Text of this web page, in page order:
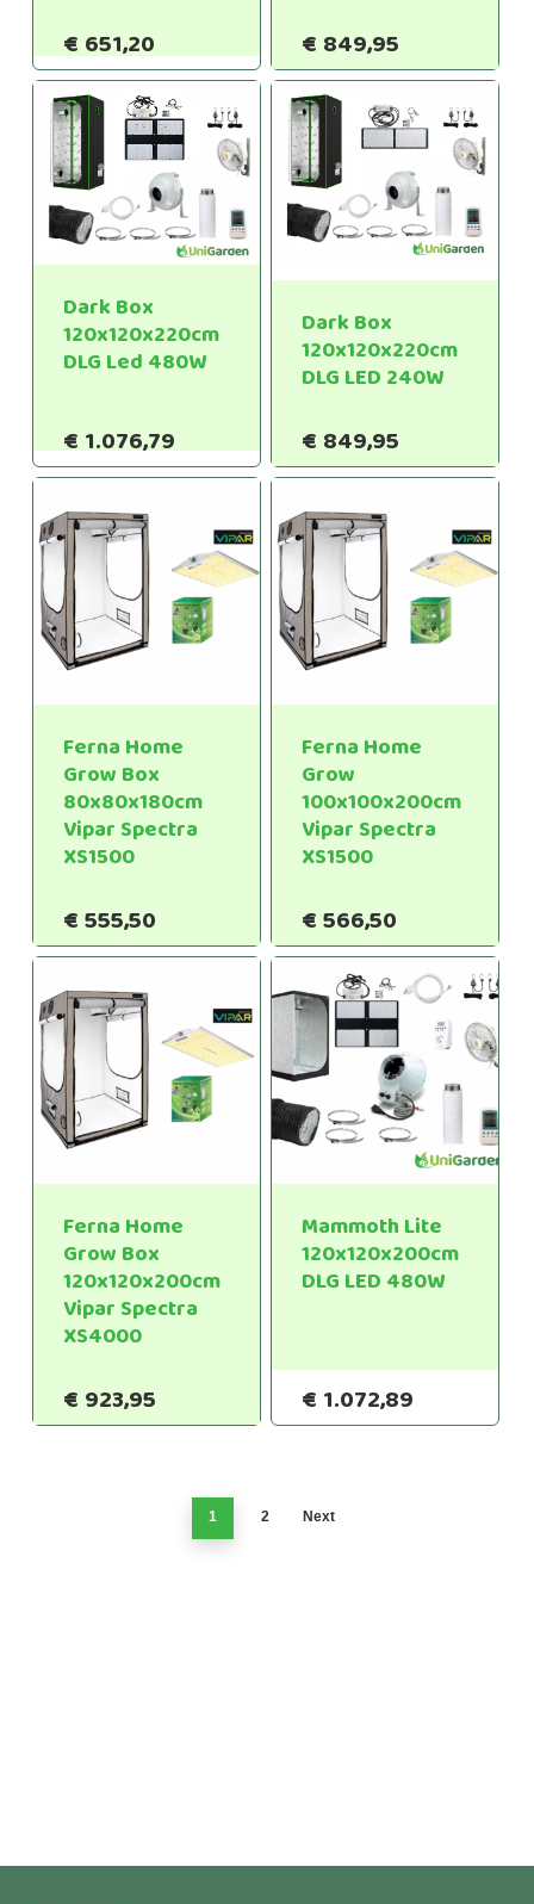
€ 651,20 € 849,95
Dark Box
120x120x220cm
DLG Led 480W
€1.076,79
Dark Box
120x120x220cm
DLG LED 240W
€ 849,95
Ferna Home
Grow Box
80x80x180cm
Vipar Spectra
XS1500
€555,50
Ferna Home
Grow
100x100x200cm
Vipar Spectra
XS1500
€566,50
Ferna Home
Grow Box
120x120x200cm
Vipar Spectra
XS4000
€ 923,95
Mammoth Lite
120x120x200cm
DLG LED 480W
€ 1.072,89
1 2 Next